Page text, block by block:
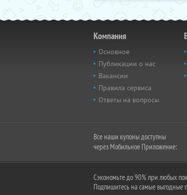
Компания
Основное
Публикации о нас
Вакансии
Правила сервиса
Ответы на вопросы
Все наши купоны доступны
через Мобильное Приложение:
Сэкономьте до 90% при любых
Подпишитесь на самые выгодные